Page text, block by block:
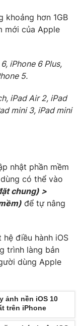
932
có sự chấp
khi phát hành lại
khoảng hơn 1GB
mới của Apple
iPhone 6 Plus,
5.
iPad Air 2, iPad
mini 3, iPad mini
nhật phần mềm
có thể vào
chung) >
để tự nâng
điều hành iOS
trình làng bản
dùng Apple
ảnh nền iOS 10
trên iPhone